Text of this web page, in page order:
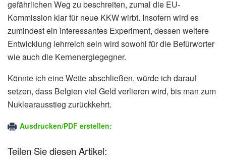
gefährlichen Weg zu beschreiten, zumal die EU-
Kommission klar für neue KKW wirbt. Insofern wird es
zumindest ein interessantes Experiment, dessen weitere
Entwicklung lehrreich sein wird sowohl für die Befürworter
wie auch die Kernenergiegegner.
Könnte ich eine Wette abschließen, würde ich darauf
setzen, dass Belgien viel Geld verlieren wird, bis man zum
Nuklearausstieg zurückkehrt.
Ausdrucken/PDF erstellen:
Teilen Sie diesen Artikel: